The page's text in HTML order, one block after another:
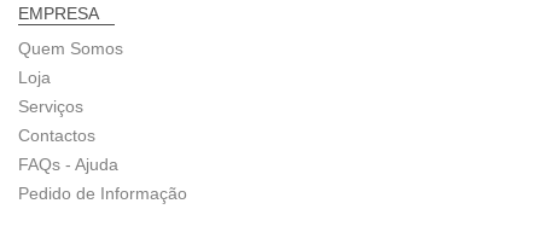
EMPRESA
Quem Somos
Loja
Serviços
Contactos
FAQs - Ajuda
Pedido de Informação